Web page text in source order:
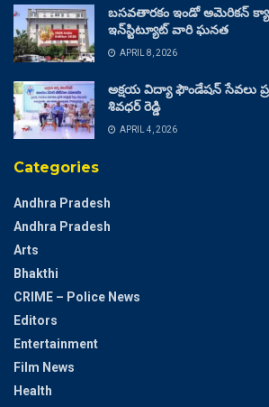
బసవతారకం ఇండో అమెరికన్
ఇన్‌స్టిట్యూట్ వారి ఘనత
APRIL 8, 2026
అక్షయ విద్యా ఫౌండేషన్ సేవలు
శివధర్ రెడ్డి
APRIL 4, 2026
Categories
Andhra Pradesh
Andhra Pradesh
Arts
Bhakthi
CRIME – Police News
Editors
Entertainment
Film News
Health